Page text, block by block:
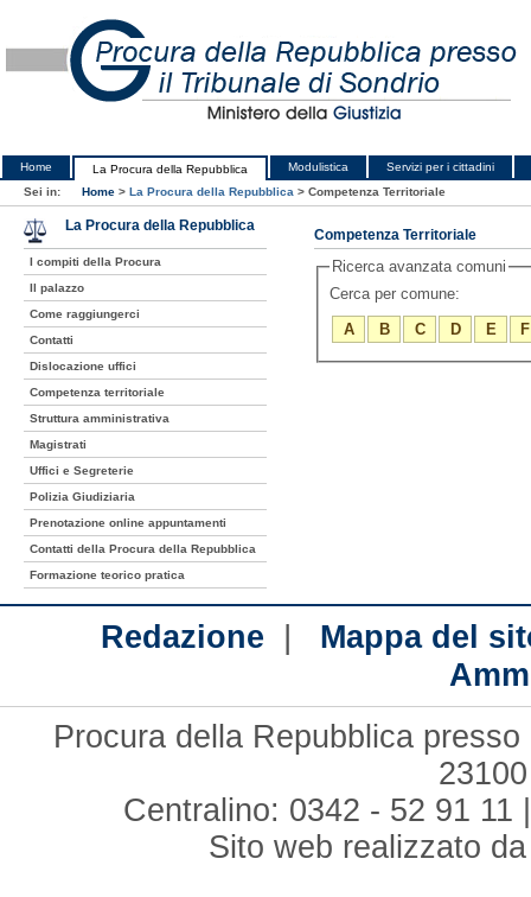
Home La Procura della Repubblica Modulistica
Servizi per i cittadini
Sei in:
Home > La Procura della Repubblica > Competenza Territoriale
Competenza Territoriale
Ricerca avanzata comuni
Cerca per comune:
A
B C D E F
La Procura della Repubblica
I compiti della Procura
Il palazzo
Come raggiungerci
Contatti
Dislocazione uffici
Competenza territoriale
Struttura amministrativa
Magistrati
Uffici e Segreterie
Polizia Giudiziaria
Prenotazione online appuntamenti
Contatti della Procura della Repubblica
Formazione teorico pratica
Redazione | Mappa del
Procura della Repubblica
Centralino: 0342 - 52 91 11
Sito web realizzato